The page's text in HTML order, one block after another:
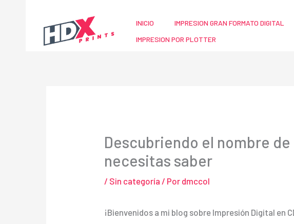
contenido
INICIO IMPRESION GRAN FORMATO DIGITAL
IMPRESION POR PLOTTER
Descubriendo el nombre
necesitas saber
/ Sin categoría / Por dmccol
¡Bienvenidos a mi blog sobre Impresión Digital en